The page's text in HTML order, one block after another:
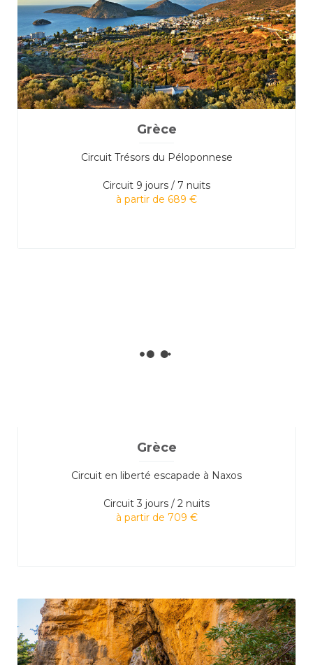
Grèce
Circuit Trésors du Péloponnese
Circuit 9 jours / 7 nuits
à partir de 689 €
Grèce
Circuit en liberté escapade à Naxos
Circuit 3 jours / 2 nuits
à partir de 709 €